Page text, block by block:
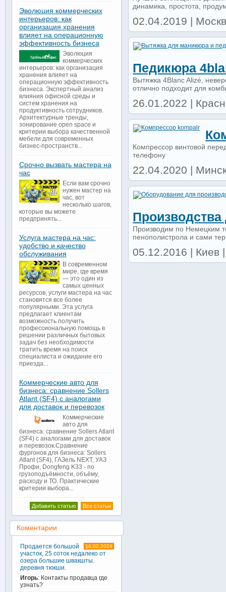
динамика, простота,
02.04.2019 |
Педикюра
Вытяжка 4Blanc Alizé,
отлично подходит для
26.01.2022 |
Компрессор винтовой
телефону
22.04.2020 |
Производим по Немецким
пенополистрола и сами
05.12.2016 | Киев
Эволюция коммерческих
интерьеров: как
организация хранения
влияет на операционную
эффективность бизнеса
Эволюция
коммерческих
интерьеров: как организация
хранения влияет на
операционную эффективность
бизнеса. Экспертный анализ
влияния офисной среды и
систем хранения на
продуктивность сотрудников.
Архитектурные тренды,
зонирование open space и
критерии выбора качественной
мебели для современных
бизнес-пространств...
Срочно вызвать мастера на
час
Если вам срочно
нужен мастер на
час, вот
несколько шагов,
которые вы можете
предпринять...
Услуга мастера на час:
удобство и качество
обслуживания
В современном
мире, где время
— это один из
самых ценных
ресурсов, услуги мастера на час
становятся все более
популярными. Эта услуга
предлагает клиентам
возможность получить
профессиональную помощь в
решении различных бытовых
задач без необходимости
тратить время на поиск
специалиста и ожидание его
приезда...
Коммерческие авто для
бизнеса: сравнение Sollers
Atlant (SF4) с аналогами
для доставок и перевозок
Коммерческие
авто для
бизнеса: сравнение Sollers Atlant
(SF4) с аналогами для доставок
и перевозок.Сравнение
фургонов для бизнеса: Sollers
Atlant (SF4), ГАЗель NEXT, УАЗ
Профи, Dongfeng K33 - по
грузоподъёмности, объёму,
расходу и ТО. Практические
критерии выбора...
Все статьи
Добавить статью
Коментарии
16.02.2024
Продается большой
участок, 25 соток недалеко от
озера большие швакшты.
деревня тюкши.
Игорь: Контакты продавца где
узнать?